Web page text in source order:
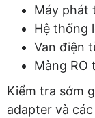
Máy phát
Hệ thống
Van điện
Màng RO
Kiểm tra sớm
adapter và